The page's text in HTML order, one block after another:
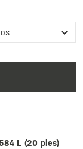
L (20 pies)